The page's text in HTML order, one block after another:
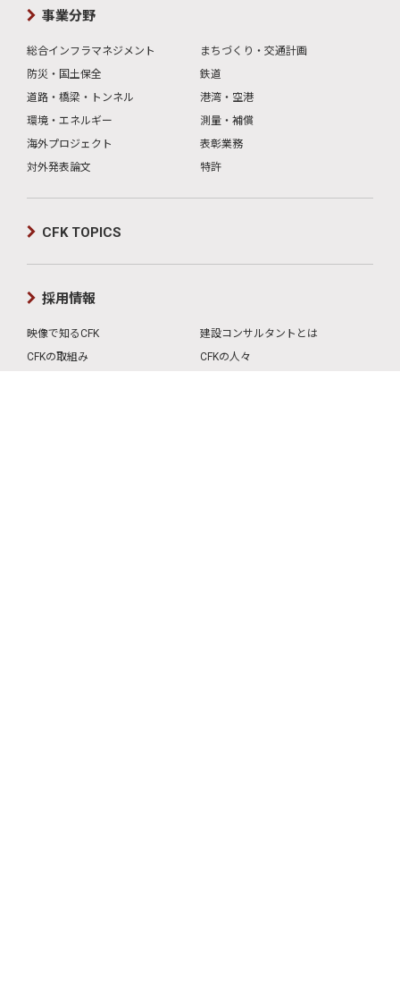
事業分野
総合インフラマネジメント
まちづくり・交通計画
防災・国土保全
鉄道
道路・橋梁・トンネル
港湾・空港
環境・エネルギー
測量・補償
海外プロジェクト
表彰業務
対外発表論文
特許
CFK TOPICS
採用情報
映像で知るCFK
建設コンサルタントとは
CFKの取組み
CFKの人々